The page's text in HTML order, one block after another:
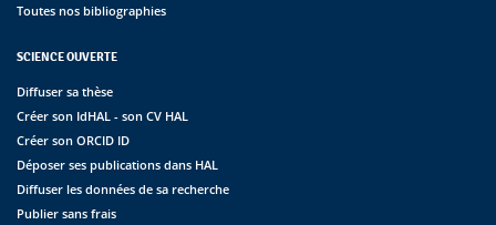
Toutes nos bibliographies
SCIENCE OUVERTE
Diffuser sa thèse
Créer son IdHAL - son CV HAL
Créer son ORCID ID
Déposer ses publications dans HAL
Diffuser les données de sa recherche
Publier sans frais